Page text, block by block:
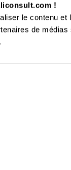
!
le contenu
de